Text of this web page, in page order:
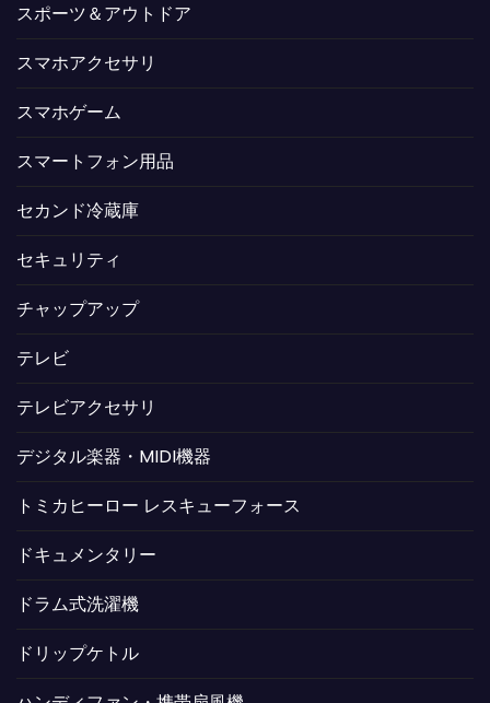
スポーツ＆アウトドア
スマホアクセサリ
スマホゲーム
スマートフォン用品
セカンド冷蔵庫
セキュリティ
チャップアップ
テレビ
テレビアクセサリ
デジタル楽器・MIDI機器
トミカヒーロー レスキューフォース
ドキュメンタリー
ドラム式洗濯機
ドリップケトル